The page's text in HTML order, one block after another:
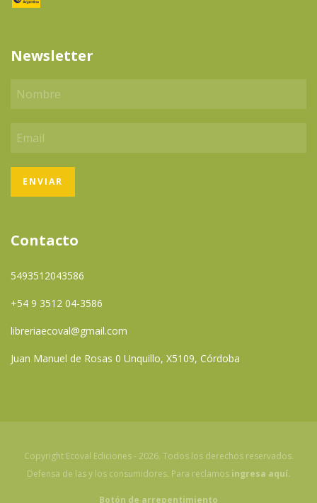
Newsletter
Contacto
5493512043586
+54 9 3512 04-3586
libreriaecoval@gmail.com
Juan Manuel de Rosas 0 Unquillo, X5109, Córdoba
Copyright Ecoval Ediciones - 2026. Todos los derechos reservados.
Defensa de las y los consumidores. Para reclamos ingresa aquí.
Botón de arrepentimiento